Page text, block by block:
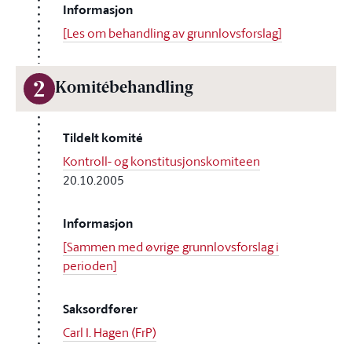
Informasjon
[Les om behandling av grunnlovsforslag]
2 Komitébehandling
Tildelt komité
Kontroll- og konstitusjonskomiteen
20.10.2005
Informasjon
[Sammen med øvrige grunnlovsforslag i
perioden]
Saksordfører
Carl I. Hagen (FrP)